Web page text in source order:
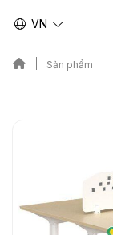
VN
Sản phẩm